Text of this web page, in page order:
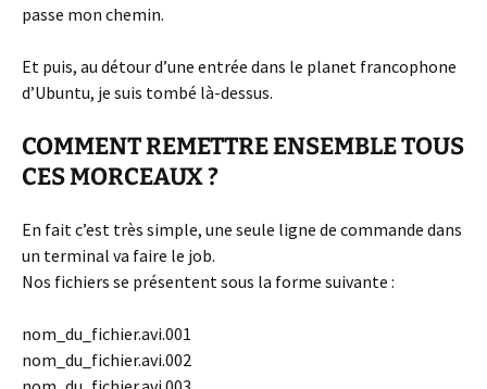
passe mon chemin.
Et puis, au détour d’une entrée dans le planet francophone
d’Ubuntu, je suis tombé là-dessus.
COMMENT REMETTRE ENSEMBLE TOUS
CES MORCEAUX ?
En fait c’est très simple, une seule ligne de commande dans
un terminal va faire le job.
Nos fichiers se présentent sous la forme suivante :
nom_du_fichier.avi.001
nom_du_fichier.avi.002